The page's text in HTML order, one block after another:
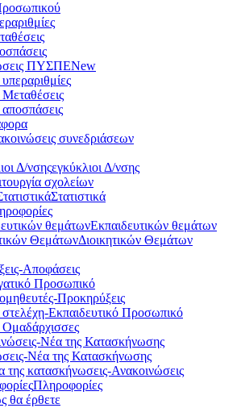
ΠΥΣΠΕNew
υπεραριθμίες
Μεταθέσεις
αποσπάσεις
συνεδριάσεων
εγκύκλιοι Δ/νσης
σχολείων
Στατιστικά
Εκπαιδευτικών θεμάτων
Διοικητικών Θεμάτων
Αποφάσεις
Προσωπικό
Προκηρύξεις
στελέχη-Εκπαιδευτικό Προσωπικό
Ομαδάρχισσες
Νέα της Κατασκήνωσης
της κατασκήνωσεις-Ανακοινώσεις
Πληροφορίες
θα έρθετε